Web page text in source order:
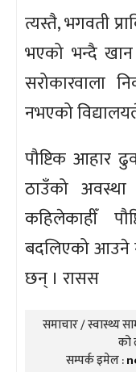
त्यस्तै, भगवती
भएको भन्दै
सरोकारवाला
नभएको
पौष्टिक आहार
ठाउँको
कहिलेकाहीँ
बदलिएको आउने
छन् । रासस
समाचार / स्वास्थ्य
को
सम्पर्क इमेल :